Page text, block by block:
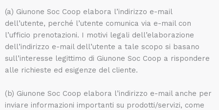
(a) Giunone Soc Coop elabora l’indirizzo e-mail
dell’utente, perché l’utente comunica via e-mail con
l’ufficio prenotazioni. I motivi legali dell’elaborazione
dell’indirizzo e-mail dell’utente a tale scopo si basano
sull’interesse legittimo di Giunone Soc Coop a rispondere
alle richieste ed esigenze del cliente.
(b) Giunone Soc Coop elabora l’indirizzo e-mail anche per
inviare informazioni importanti su prodotti/servizi, come